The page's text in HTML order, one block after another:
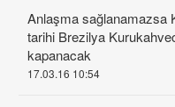
Anlaşma sağlanamazsa
tarihi Brezilya
kapanacak
17.03.16 10:54